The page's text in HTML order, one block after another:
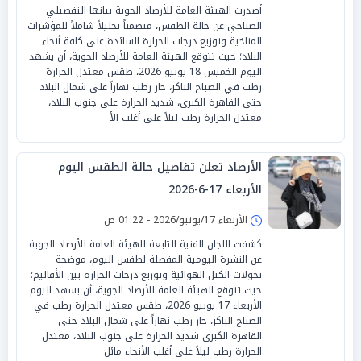
أصدرت الهيئة العامة للأرصاد الجوية بيانها التفصيلي
الصباحي عن حالة الطقس، متضمناً تحليلاً شاملاً للمؤشرات
المناخية وتوزيع درجات الحرارة السائدة على كافة أنحاء
البلاد؛ حيث تتوقع الهيئة العامة للأرصاد الجوية، أن يشهد
اليوم الخميس 18 يونيو 2026، طقس معتدل الحرارة
رطب في الصباح الباكر، حار رطب نهاراً على شمال البلاد
حتى القاهرة الكبرى، شديد الحرارة على جنوب البلاد،
معتدل الحرارة رطب ليلاً على أغلب الأ
الأرصاد تعلن تفاصيل حالة الطقس اليوم
الأربعاء 17-6-2026
الأربعاء 17/يونيو/2026 - 01:22 ص
كشفت اللجان الفنية التابعة للهيئة العامة للأرصاد الجوية
عن النشرة اليومية المفصلة لطقس اليوم، موضحة
تحولات الكتل الهوائية وتوزيع درجات الحرارة بين الأقاليم؛
حيث تتوقع الهيئة العامة للأرصاد الجوية، أن يشهد اليوم
الأربعاء 17 يونيو 2026، طقس معتدل الحرارة رطب في
الصباح الباكر، حار رطب نهاراً على شمال البلاد حتى
القاهرة الكبرى شديد الحرارة على جنوب البلاد، معتدل
الحرارة رطب ليلاً على أغلب الأنحاء مائل